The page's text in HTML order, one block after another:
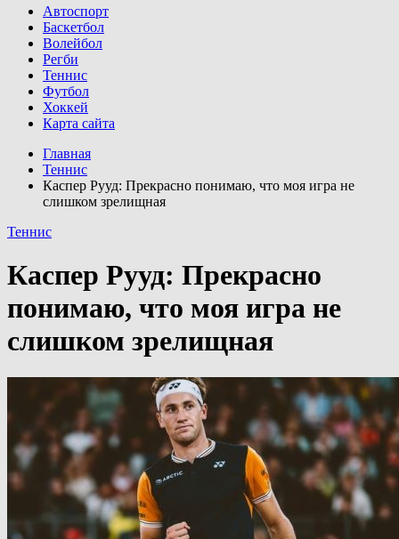
Автоспорт
Баскетбол
Волейбол
Регби
Теннис
Футбол
Хоккей
Карта сайта
Главная
Теннис
Каспер Рууд: Прекрасно понимаю, что моя игра не
слишком зрелищная
Теннис
Каспер Рууд: Прекрасно
понимаю, что моя игра не
слишком зрелищная